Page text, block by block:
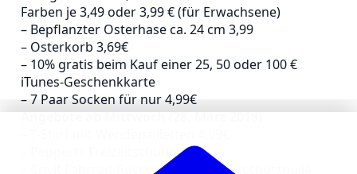
Farben je 3,49 oder 3,99 € (für Erwachsene)
– Bepflanzter Osterhase ca. 24 cm 3,99
– Osterkorb 3,69€
– 10% gratis beim Kauf einer 25, 50 oder 100 €
iTunes-Geschenkkarte
– 7 Paar Socken für nur 4,99€
Angebote ab Mittwoch (28. März 2018)
– Pepperts Freizeitschuhe 5,99€
– Crivit Fahrrad-Rucksack inkl. Regenschutzhülle